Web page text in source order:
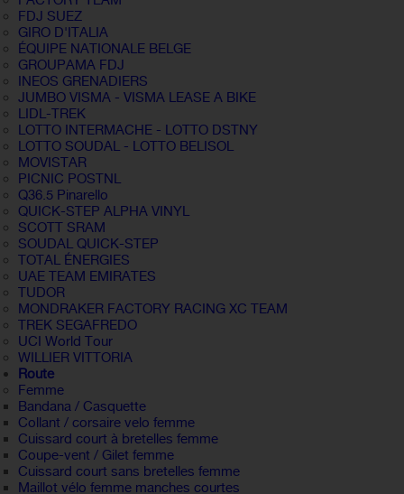
FDJ SUEZ
GIRO D'ITALIA
ÉQUIPE NATIONALE BELGE
GROUPAMA FDJ
INEOS GRENADIERS
JUMBO VISMA - VISMA LEASE A BIKE
LIDL-TREK
LOTTO INTERMACHE - LOTTO DSTNY
LOTTO SOUDAL - LOTTO BELISOL
MOVISTAR
PICNIC POSTNL
Q36.5 Pinarello
QUICK-STEP ALPHA VINYL
SCOTT SRAM
SOUDAL QUICK-STEP
TOTAL ÉNERGIES
UAE TEAM EMIRATES
TUDOR
MONDRAKER FACTORY RACING XC TEAM
TREK SEGAFREDO
UCI World Tour
WILLIER VITTORIA
Route
Femme
Bandana / Casquette
Collant / corsaire velo femme
Cuissard court à bretelles femme
Coupe-vent / Gilet femme
Cuissard court sans bretelles femme
Maillot vélo femme manches courtes